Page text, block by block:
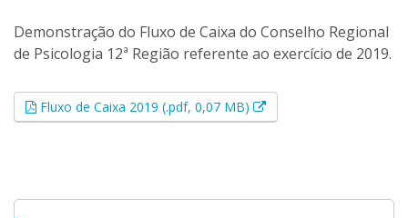
Demonstração do Fluxo de Caixa do Conselho Regional
de Psicologia 12ª Região referente ao exercício de 2019.
Fluxo de Caixa 2019 (.pdf, 0,07 MB) Esse link abrirá em